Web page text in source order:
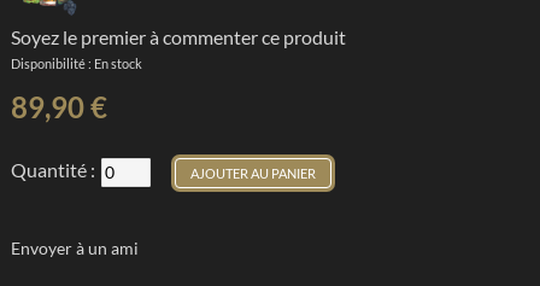
Soyez le premier à commenter ce produit
Disponibilité : En stock
89,90 €
Quantité : AJOUTER AU PANIER
Envoyer à un ami